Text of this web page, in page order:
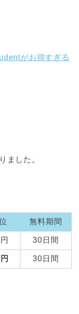
がお得すぎる
ました。
無料期間
30日間
30日間